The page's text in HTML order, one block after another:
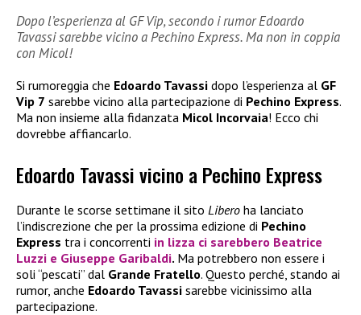
Dopo l’esperienza al GF Vip, secondo i rumor Edoardo
Tavassi sarebbe vicino a Pechino Express. Ma non in coppia
con Micol!
Si rumoreggia che Edoardo Tavassi dopo l’esperienza al GF
Vip 7 sarebbe vicino alla partecipazione di Pechino Express.
Ma non insieme alla fidanzata Micol Incorvaia! Ecco chi
dovrebbe affiancarlo.
Edoardo Tavassi vicino a Pechino Express
Durante le scorse settimane il sito Libero ha lanciato
l’indiscrezione che per la prossima edizione di Pechino
Express tra i concorrenti in lizza ci sarebbero Beatrice
Luzzi e Giuseppe Garibaldi. Ma potrebbero non essere i
soli “pescati” dal Grande Fratello. Questo perché, stando ai
rumor, anche Edoardo Tavassi sarebbe vicinissimo alla
partecipazione.